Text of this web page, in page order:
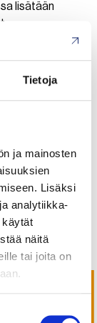
Tietoja
ja mainosten
Lisäksi
analytiikka-
käytät
näitä
tai joita on
lisätään
kattavan
testit
Näin